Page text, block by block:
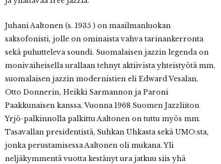
Juhani Aaltonen (s. 1935 ) on maailmanluokan
saksofonisti, jolle on ominaista vahva tarinankerronta
sekä puhutteleva soundi. Suomalaisen jazzin legenda on
monivaiheisella urallaan tehnyt aktiivista yhteistyötä mm.
suomalaisen jazzin modernistien eli Edward Vesalan,
Otto Donnerin, Heikki Sarmannon ja Paroni
Paakkunaisen kanssa. Vuonna 1968 Suomen Jazzliiton
Yrjö-palkinnolla palkittu Aaltonen on tuttu myös mm.
Tasavallan presidentistä, Suhkan Uhkasta sekä UMO:sta,
jonka perustamisessa Aaltonen oli mukana. Yli
neljäkymmentä vuotta kestänyt ura jatkuu siis yhä